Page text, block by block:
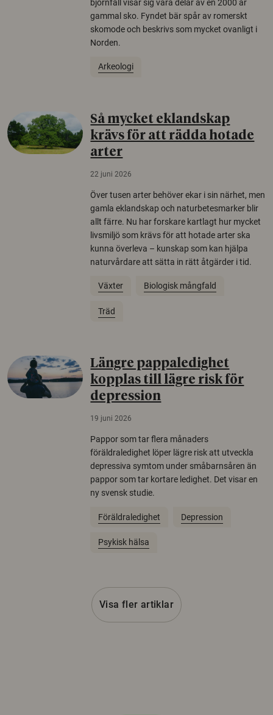
björnfäll visar sig vara delar av en 2000 år
gammal sko. Fyndet bär spår av romerskt
skomode och beskrivs som mycket ovanligt i
Norden.
Arkeologi
Så mycket eklandskap
krävs för att rädda hotade
arter
22 juni 2026
Över tusen arter behöver ekar i sin närhet, men
gamla eklandskap och naturbetesmarker blir
allt färre. Nu har forskare kartlagt hur mycket
livsmiljö som krävs för att hotade arter ska
kunna överleva – kunskap som kan hjälpa
naturvårdare att sätta in rätt åtgärder i tid.
Växter Biologisk mångfald
Träd
Längre pappaledighet
kopplas till lägre risk för
depression
19 juni 2026
Pappor som tar flera månaders
föräldraledighet löper lägre risk att utveckla
depressiva symtom under småbarnsåren än
pappor som tar kortare ledighet. Det visar en
ny svensk studie.
Föräldraledighet Depression
Psykisk hälsa
Visa fler artiklar